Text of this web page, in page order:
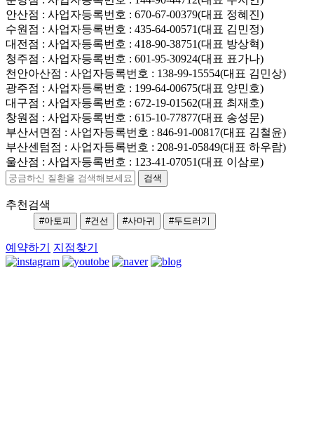
안산점 : 사업자등록번호 : 670-67-00379(대표 정혜진)
수원점 : 사업자등록번호 : 435-64-00571(대표 김민정)
대전점 : 사업자등록번호 : 418-90-38751(대표 방상혁)
청주점 : 사업자등록번호 : 601-95-30924(대표 표가나)
천안아산점 : 사업자등록번호 : 138-99-15554(대표 김민상)
광주점 : 사업자등록번호 : 199-64-00675(대표 양민호)
대구점 : 사업자등록번호 : 672-19-01562(대표 최재호)
창원점 : 사업자등록번호 : 615-10-77877(대표 송성문)
부산서면점 : 사업자등록번호 : 846-91-00817(대표 김철윤)
부산센텀점 : 사업자등록번호 : 208-91-05849(대표 하우람)
울산점 : 사업자등록번호 : 123-41-07051(대표 이삼로)
추천검색
#아토피 #건선 #사마귀 #두드러기
예약하기 지점찾기